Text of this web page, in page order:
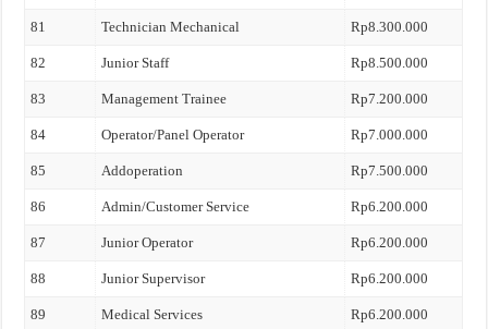
81 Technician Mechanical Rp8.300.000
82 Junior Staff Rp8.500.000
83 Management Trainee Rp7.200.000
84 Operator/Panel Operator Rp7.000.000
85 Addoperation Rp7.500.000
86 Admin/Customer Service Rp6.200.000
87 Junior Operator Rp6.200.000
88 Junior Supervisor Rp6.200.000
89 Medical Services Rp6.200.000